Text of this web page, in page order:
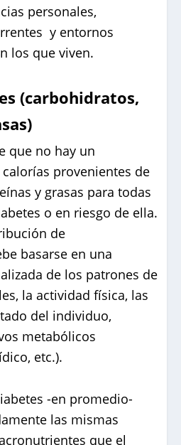
personales,
y entornos
los que viven.
(carbohidratos,
que no hay un
provenientes de
y grasas para todas
o en riesgo de ella.
de
basarse en una
de los patrones de
la actividad física, las
del individuo,
metabólicos
etc.).
-en promedio-
las mismas
que el